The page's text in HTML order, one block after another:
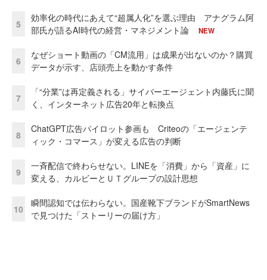
5
効率化の時代にあえて“超属人化”を選ぶ理由 アナグラム阿
部氏が語るAI時代の経営・マネジメント論
NEW
6
なぜショート動画の「CM流用」は成果が出ないのか？購買
データが示す、店頭売上を動かす条件
7
「“分業”は再定義される」サイバーエージェント内藤氏に聞
く、インターネット広告20年と転換点
8
ChatGPT広告パイロット参画も Criteoの「エージェンテ
ィック・コマース」が変える広告の判断
9
一斉配信で終わらせない。LINEを「消費」から「資産」に
変える、カルビーとＵＴグループの設計思想
10
瞬間認知では伝わらない。国産靴下ブランドがSmartNews
で見つけた「ストーリーの届け方」